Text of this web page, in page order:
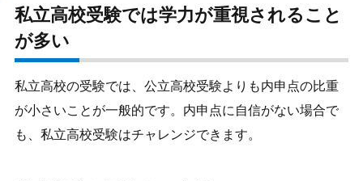
私立高校受験では学力が重視されること
が多い
私立高校の受験では、公立高校受験よりも内申点の比重
が小さいことが一般的です。内申点に自信がない場合で
も、私立高校受験はチャレンジできます。